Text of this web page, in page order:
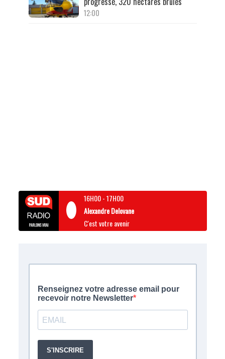
12:00
16H00-17H00
Alexandre Delovane
C'est votre avenir